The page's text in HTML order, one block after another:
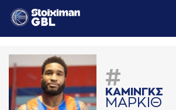
#
ΚAΜΙΝΓΚΣ
ΜAΡΚΙΘ